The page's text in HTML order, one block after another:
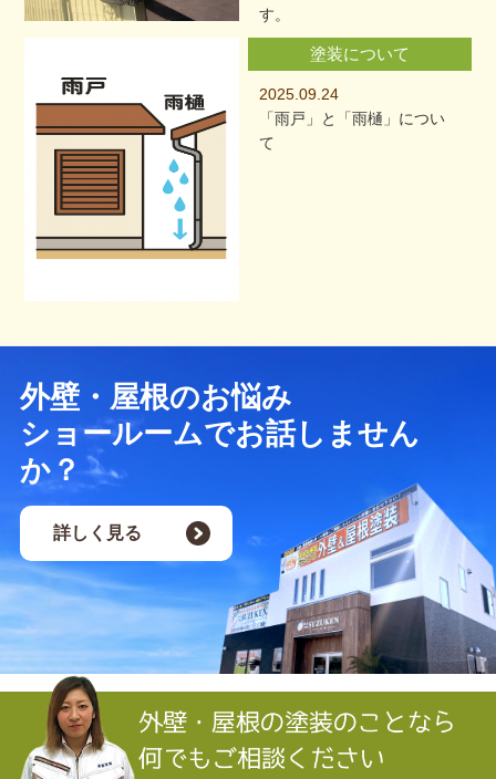
す。
塗装について
2025.09.24
「雨戸」と「雨樋」につい
て
外壁・屋根のお悩み
ショールームでお話しません
か？
詳しく見る